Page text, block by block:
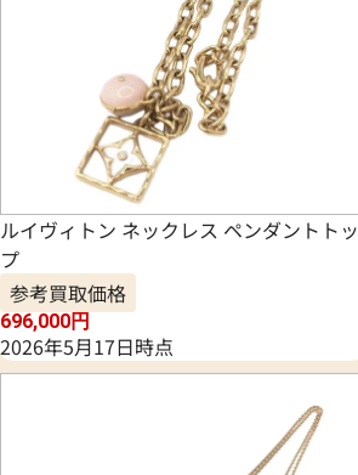
ルイヴィトン ネックレス ペンダントトッ
プ
参考買取価格
696,000円
2026年5月17日時点